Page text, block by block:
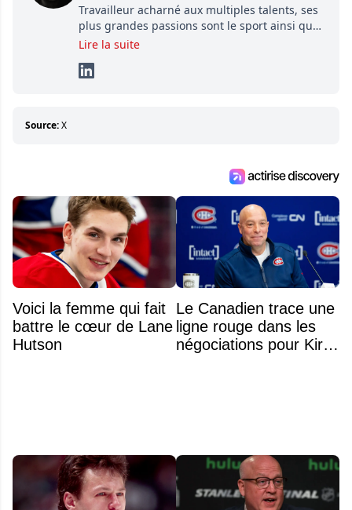
Travailleur acharné aux multiples talents, ses
plus grandes passions sont le sport ainsi que
le showbizz de la belle province et ailleurs. Il
détermination pour parvenir à se démarquer.
Lire la suite
Source:X
Voici la femme qui fait
battre le cœur de Lane
Hutson
Le Canadien trace une
ligne rouge dans les
négociations pour Kirill